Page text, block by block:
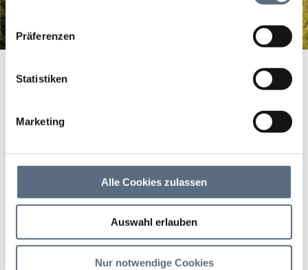
sie im Rahmen Ihrer Nutzung der Dienste gesammelt
Präferenzen
Statistiken
Marketing
Alle Cookies zulassen
Auswahl erlauben
Nur notwendige Cookies
Einfach mal auftanken! Von den früher 5 Tankstellen
übriggeblieben – fragen Sie sich auch manchmal
Einfach mal auftanken!
Von den früher 5 Tankstellen in und um Lenggries ist
gerade mal eine übriggeblieben – fragen Sie sich auch